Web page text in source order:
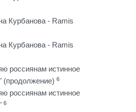
Курбанова - Ramis
Курбанова - Ramis
россиянам истинное
(продолжение) 6
россиянам истинное
6